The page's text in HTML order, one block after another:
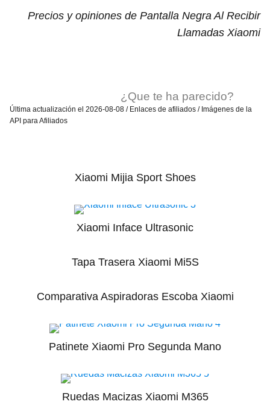
Precios y opiniones de Pantalla Negra Al Recibir
Llamadas Xiaomi
¿Que te ha parecido?
Última actualización el 2026-08-08 / Enlaces de afiliados / Imágenes de la
API para Afiliados
Xiaomi Mijia Sport Shoes
Xiaomi Inface Ultrasonic
Tapa Trasera Xiaomi Mi5S
Comparativa Aspiradoras Escoba Xiaomi
Patinete Xiaomi Pro Segunda Mano
Ruedas Macizas Xiaomi M365